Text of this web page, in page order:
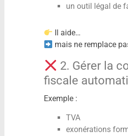
un outil légal de
Il aide…
mais ne remplace
2. Gérer la
fiscale
Exemple :
TVA
exonérations